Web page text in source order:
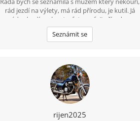
rád jezdí na výlety, má rád přírodu, je kutil. Já
ráda chodím plavat a fotografuji přírodu a
zajímavá místa, jsem rozvedená s vyřešenou
minulostí.
Seznámit se
rijen2025